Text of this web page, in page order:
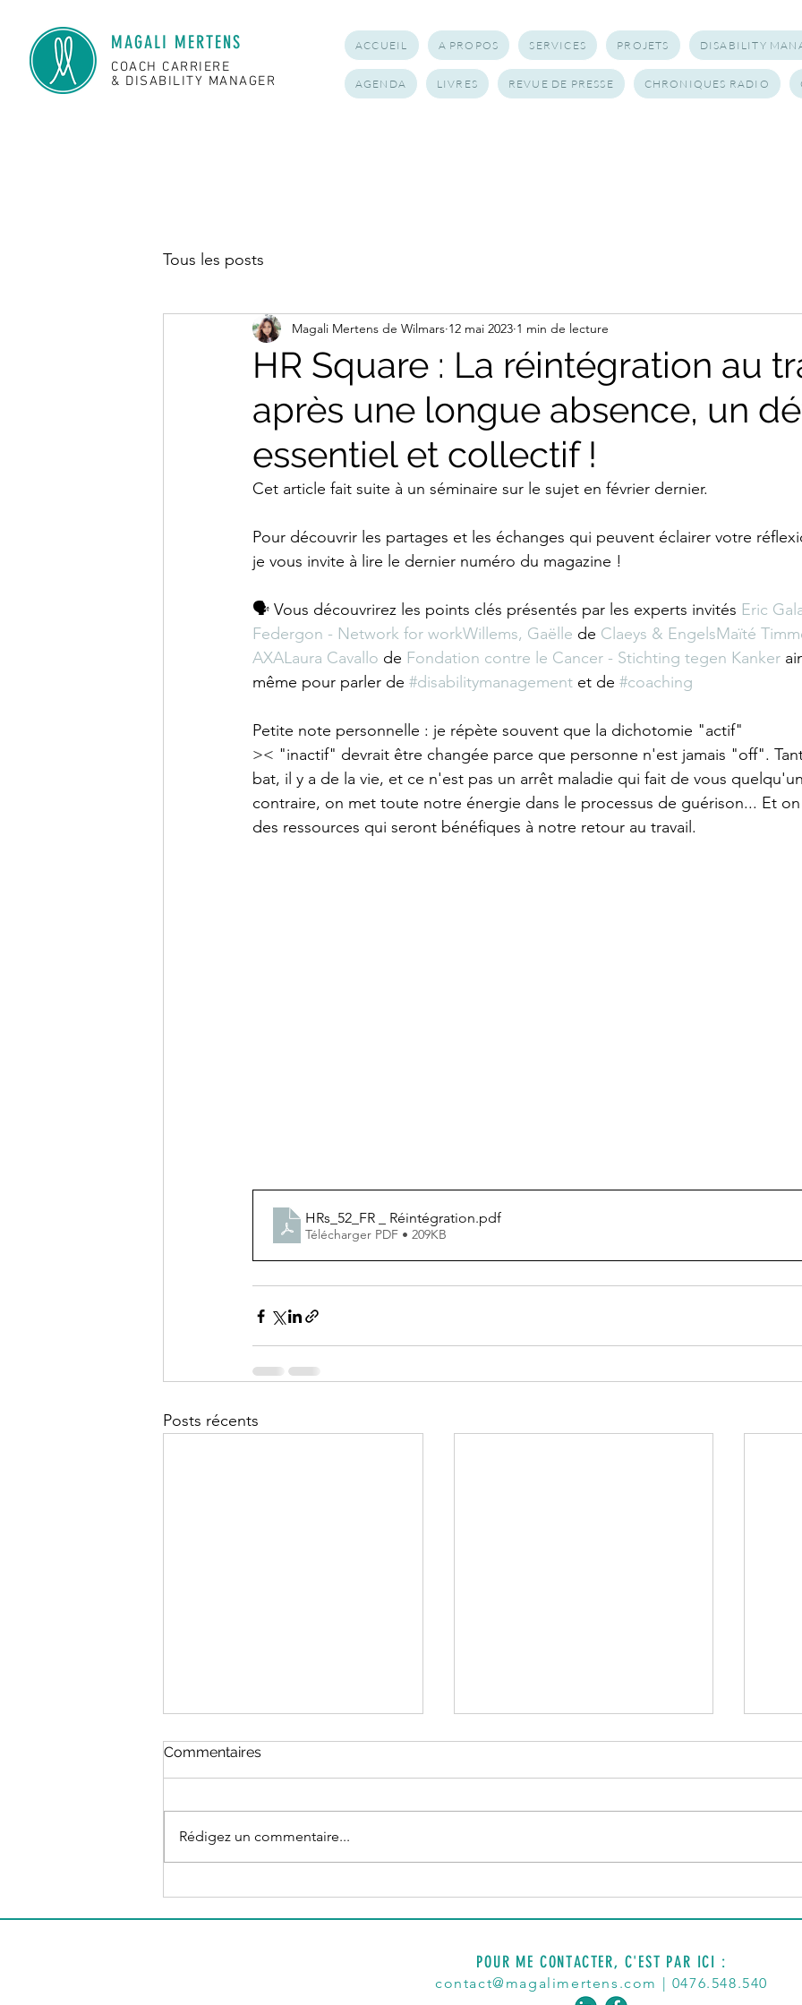
MAGALI MERTENS
COACH CARRIERE
& DISABILITY MANAGER
ACCUEIL A PROPOS SERVICES PROJETS DISABILITY
AGENDA LIVRES REVUE DE PRESSE CHRONIQUES RADIO
Tous les posts
HR Square : La réintégration au
après une longue absence, un
essentiel et collectif !
Magali Mertens de Wilmars 12 mai 2023 1 min de lecture
Cet article fait suite à un séminaire sur le sujet en février dernier.
Pour découvrir les partages et les échanges qui peuvent éclairer votre
je vous invite à lire le dernier numéro du magazine !
🗣 Vous découvrirez les points clés présentés par les experts invités Eric
Federgon - Network for workWillems, Gaëlle de Claeys & EngelsMaïté
AXALaura Cavallo de Fondation contre le Cancer - Stichting tegen Kanker
même pour parler de #disabilitymanagement et de #coaching
Petite note personnelle : je répète souvent que la dichotomie "actif"
>< "inactif" devrait être changée parce que personne n'est jamais "off".
bat, il y a de la vie, et ce n'est pas un arrêt maladie qui fait de vous
contraire, on met toute notre énergie dans le processus de guérison... Et
des ressources qui seront bénéfiques à notre retour au travail.
HRs_52_FR _ Réintégration.pdf
Télécharger PDF • 209KB
Posts récents
quotidien
Commentaires
Rédigez un commentaire...
POUR ME CONTACTER, C'EST PAR ICI :
contact@magalimertens.com | 0476.548.540